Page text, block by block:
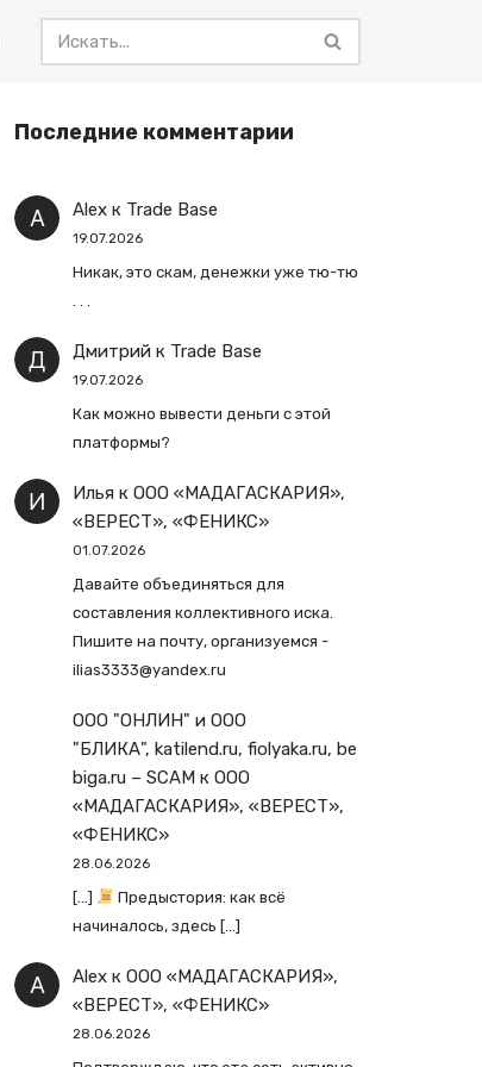
Последние комментарии
Alexк Trade Base
19.07.2026
Никак, это скам, денежки уже тю-тю
Дмитрийк Trade Base
19.07.2026
Как можно вывести деньги с этой
платформы?
Ильяк ООО «МАДАГАСКАРИЯ»,
«ВЕРЕСТ», «ФЕНИКС»
01.07.2026
Давайте объединяться для
составления коллективного иска.
Пишите на почту, организуемся -
ilias3333@yandex.ru
ООО "ОНЛИН" и ООО
"БЛИКА", katilend.ru, fiolyaka.ru, be
biga.ru – SCAMк ООО
«МАДАГАСКАРИЯ», «ВЕРЕСТ»,
«ФЕНИКС»
28.06.2026
[…]
Предыстория: как всё
начиналось, здесь […]
Alexк ООО «МАДАГАСКАРИЯ»,
«ВЕРЕСТ», «ФЕНИКС»
28.06.2026